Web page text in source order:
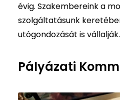
évig. Szakembereink a
szolgáltatásunk
utógondozását is vállalják.
Pályázati